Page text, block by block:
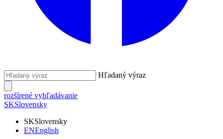
Hľadaný výraz
rozšírené vyhľadávanie
SKSlovensky
SKSlovensky
ENEnglish